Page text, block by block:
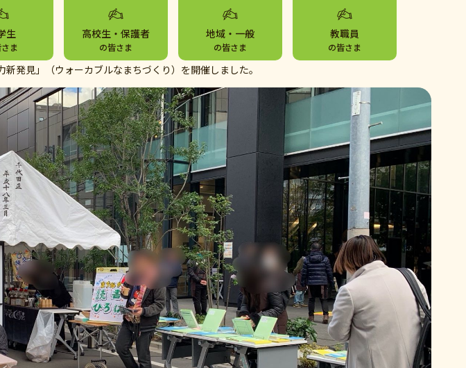
生
ま
高校生・保護者
の皆さま
地域・一般
の皆さま
教職員
の皆さま
新発見」（ウォーカブルなまちづくり）を開催しました。